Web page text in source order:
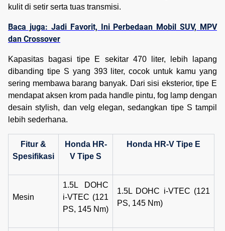
kulit di setir serta tuas transmisi.
Baca juga: Jadi Favorit, Ini Perbedaan Mobil SUV, MPV
dan Crossover
Kapasitas bagasi tipe E sekitar 470 liter, lebih lapang
dibanding tipe S yang 393 liter, cocok untuk kamu yang
sering membawa barang banyak. Dari sisi eksterior, tipe E
mendapat aksen krom pada handle pintu, fog lamp dengan
desain stylish, dan velg elegan, sedangkan tipe S tampil
lebih sederhana.
Fitur &
Spesifikasi
Honda HR-
V Tipe S
Honda HR-V Tipe E
Mesin
1.5L DOHC
i-VTEC (121
PS, 145 Nm)
1.5L DOHC i-VTEC (121
PS, 145 Nm)